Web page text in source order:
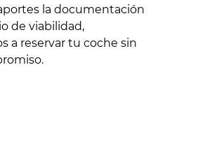
la documentación
de viabilidad,
a reservar tu coche sin